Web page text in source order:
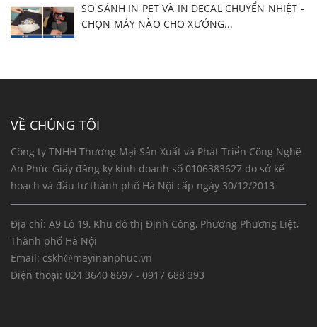
SO SÁNH IN PET VÀ IN DECAL CHUYỂN NHIỆT -
CHỌN MÁY NÀO CHO XƯỞNG...
VỀ CHÚNG TÔI
Công ty TNHH Thương Mại Sản Xuất và Phát Triển Công Nghệ
An Phúc Giấy đăng ký kinh doanh số 0106383627 do sở kế
hoạch và đầu tư thành phố Hà Nội cấp ngày 30/12/2013
Địa chỉ: A9 Lô 19, Khu đô thị Định Công, Phường Phương Liệt,
Thành phố Hà Nội
Email: cskh@mayinanphuc.vn
Điện thoại: 024 3640 8697 - 0917 688 393